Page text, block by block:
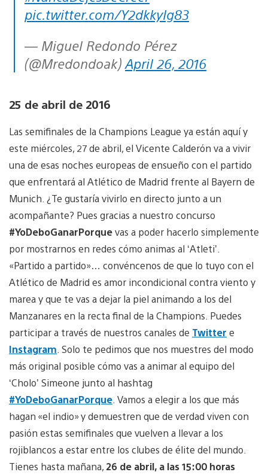
pic.twitter.com/Y2dkkyIg83
— Miguel Redondo Pérez
(@Mredondoak) April 26, 2016
25 de abril de 2016
Las semifinales de la Champions League ya están aquí y
este miércoles, 27 de abril, el Vicente Calderón va a vivir
una de esas noches europeas de ensueño con el partido
que enfrentará al Atlético de Madrid frente al Bayern de
Munich. ¿Te gustaría vivirlo en directo junto a un
acompañante? Pues gracias a nuestro concurso
#YoDeboGanarPorquevas a poder hacerlo simplemente
por mostrarnos en redes cómo animas al ‘Atleti’.
«Partido a partido»… convéncenos de que lo tuyo con el
Atlético de Madrid es amor incondicional contra viento y
marea y que te vas a dejar la piel animando a los del
Manzanares en la recta final de la Champions. Puedes
participar a través de nuestros canales de Twitter e
Instagram . Solo te pedimos que nos muestres del modo
más original posible cómo vas a animar al equipo del
‘Cholo’ Simeone junto al hashtag
#YoDeboGanarPorque . Vamos a elegir a los que más
hagan «el indio» y demuestren que de verdad viven con
pasión estas semifinales que vuelven a llevar a los
rojiblancos a estar entre los clubes de élite del mundo.
Tienes hasta mañana, 26 de abril, a las 15:00 horas